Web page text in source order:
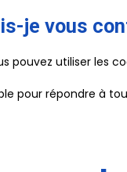
je vous
pouvez utiliser les
pour répondre à